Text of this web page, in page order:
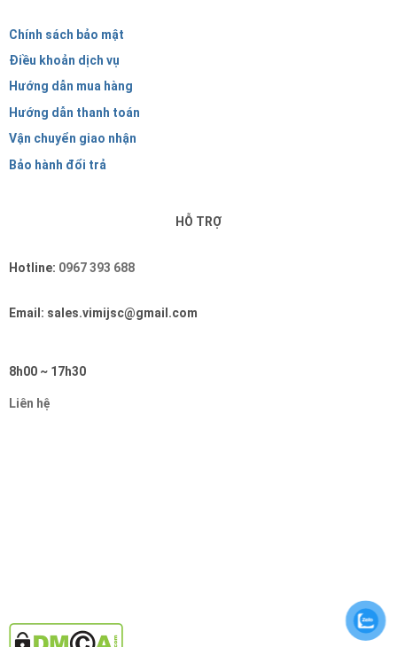
Chính sách bảo mật
Điều khoản dịch vụ
Hướng dẫn mua hàng
Hướng dẫn thanh toán
Vận chuyển giao nhận
Bảo hành đổi trả
HỖ TRỢ
Hotline: 0967 393 688
Email: sales.vimijsc@gmail.com
8h00 ~ 17h30
Liên hệ